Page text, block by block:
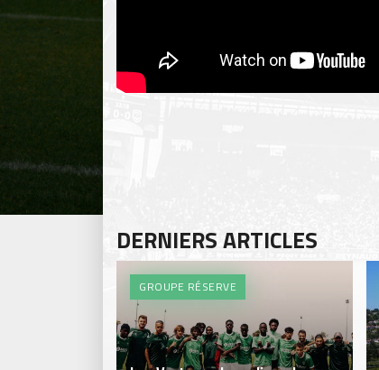
DERNIERS ARTICLES
GROUPE RÉSERVE